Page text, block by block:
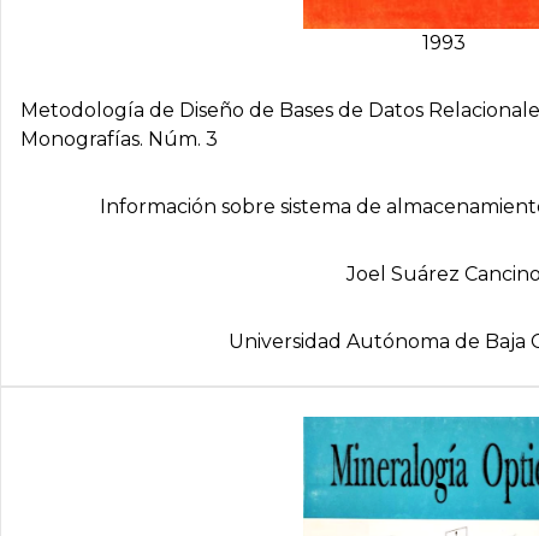
1993
Metodologí­a de Diseño de Bases de Datos
Monografí­as. Núm. 3
Información sobre sistema de
Joel Suárez
Universidad Autónoma de Baja